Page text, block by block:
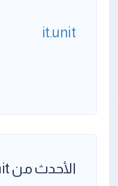
it.unit
الأحدث من it.unit